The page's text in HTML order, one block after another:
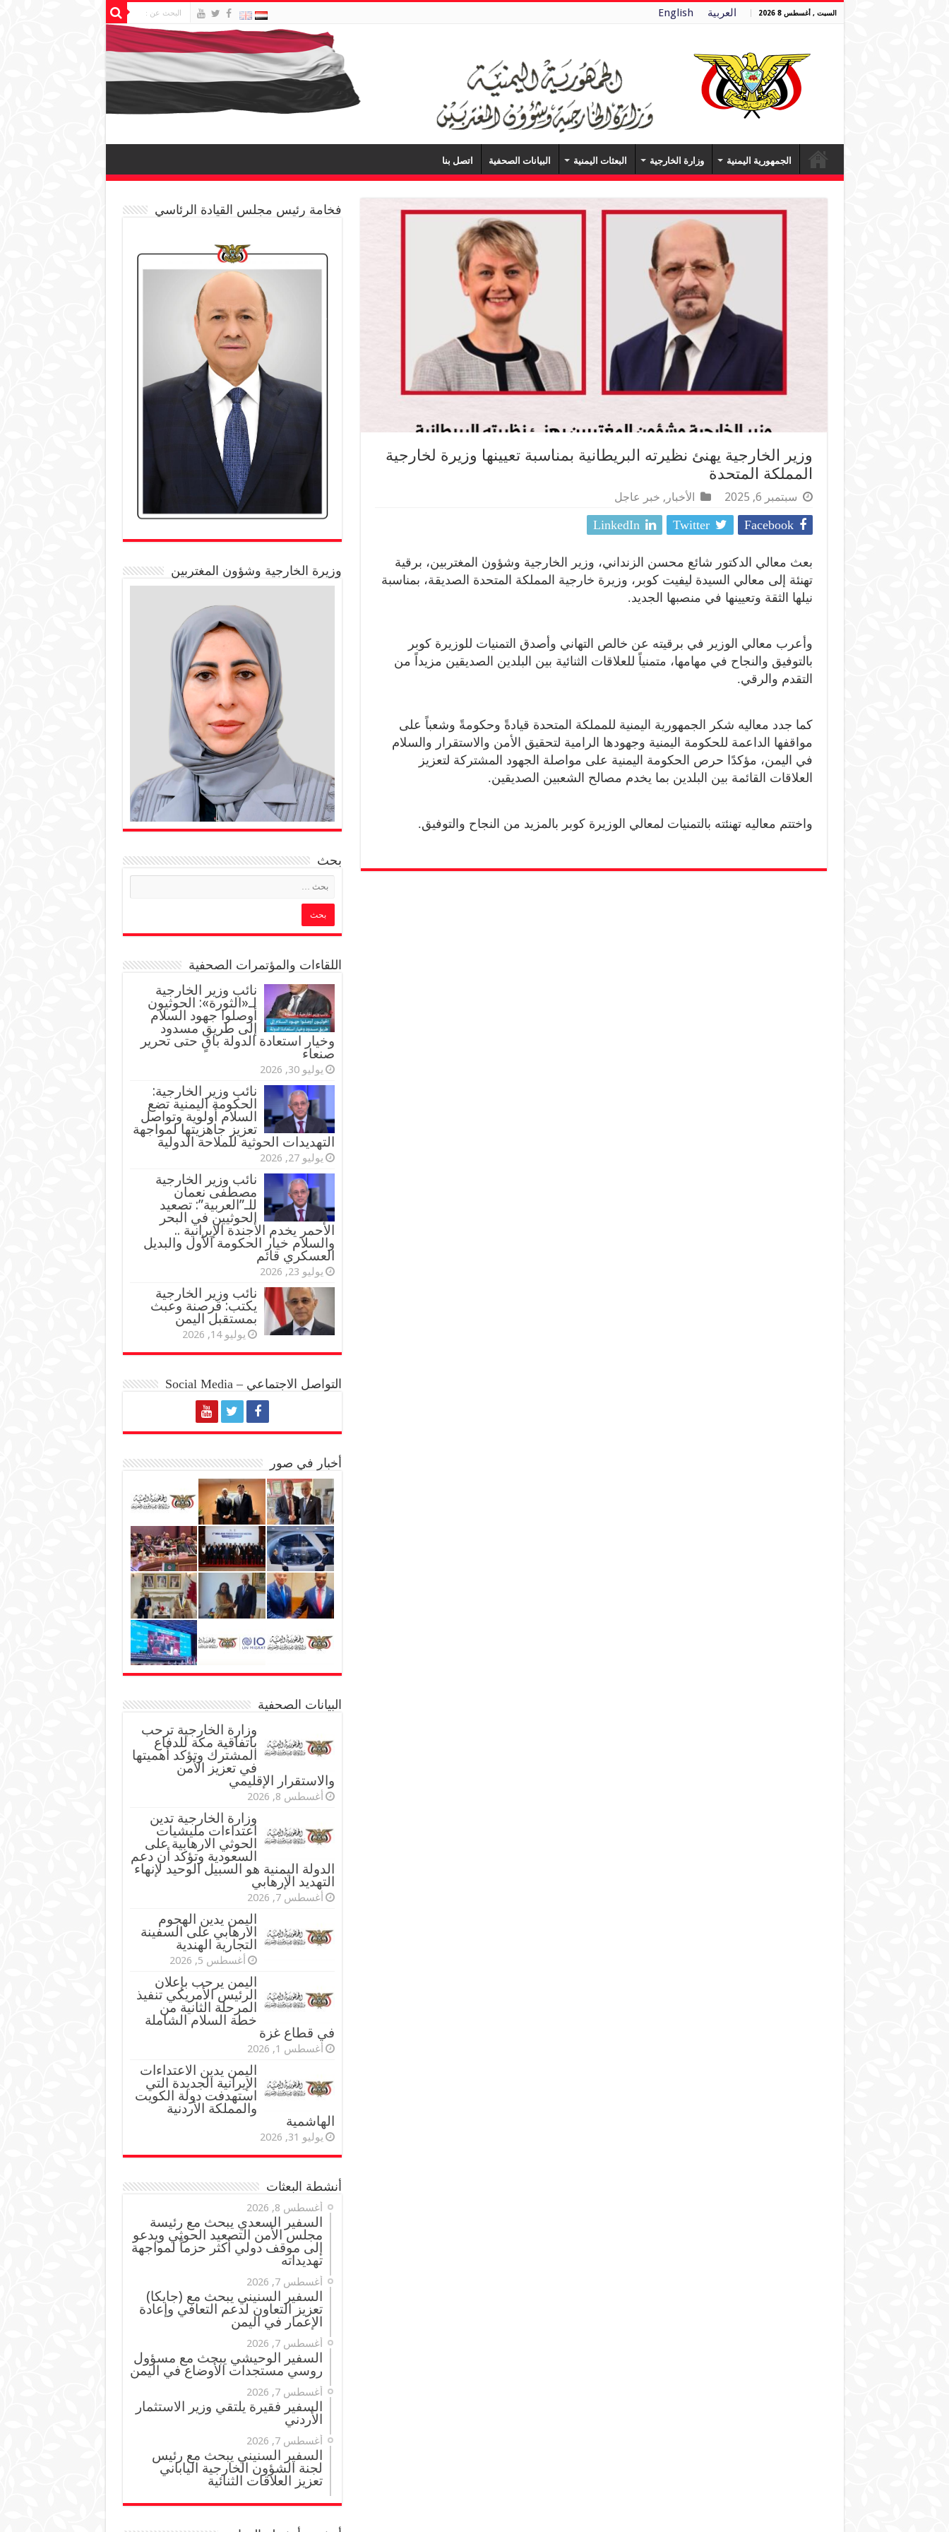
السبت , أغسطس 8 2026 العربية English
الجمهورية اليمنية وزارة الخارجية البعثات اليمنية البيانات الصحفية اتصل بنا
وزير الخارجية يهنئ نظيرته البريطانية بمناسبة تعيينها وزيرة لخارجية
المملكة المتحدة
سبتمبر 6, 2025 الأخبار , خبر عاجل
Facebook
Twitter
LinkedIn
بعث معالي الدكتور شائع محسن الزنداني، وزير الخارجية وشؤون المغتربين، برقية
تهنئة إلى معالي السيدة ليفيت كوبر، وزيرة خارجية المملكة المتحدة الصديقة، بمناسبة
نيلها الثقة وتعيينها في منصبها الجديد.
وأعرب معالي الوزير في برقيته عن خالص التهاني وأصدق التمنيات للوزيرة كوبر
بالتوفيق والنجاح في مهامها، متمنياً للعلاقات الثنائية بين البلدين الصديقين مزيداً من
التقدم والرقي.
كما جدد معاليه شكر الجمهورية اليمنية للمملكة المتحدة قيادةً وحكومةً وشعباً على
مواقفها الداعمة للحكومة اليمنية وجهودها الرامية لتحقيق الأمن والاستقرار والسلام
في اليمن، مؤكدًا حرص الحكومة اليمنية على مواصلة الجهود المشتركة لتعزيز
العلاقات القائمة بين البلدين بما يخدم مصالح الشعبين الصديقين.
واختتم معاليه تهنئته بالتمنيات لمعالي الوزيرة كوبر بالمزيد من النجاح والتوفيق.
فخامة رئيس مجلس القيادة الرئاسي
وزيرة الخارجية وشؤون المغتربين
بحث
اللقاءات والمؤتمرات الصحفية
‏نائب وزير الخارجية
لـ«الثورة»: الحوثيون
أوصلوا جهود السلام
إلى طريق مسدود
وخيار استعادة الدولة باقٍ حتى تحرير
صنعاء
يوليو 30, 2026
نائب وزير الخارجية:
الحكومة اليمنية تضع
السلام أولوية وتواصل
تعزيز جاهزيتها لمواجهة
التهديدات الحوثية للملاحة الدولية
يوليو 27, 2026
نائب وزير الخارجية
مصطفى نعمان
للـ”العربية”: تصعيد
الحوثيين في البحر
الأحمر يخدم الأجندة الإيرانية ..
والسلام خيار الحكومة الأول والبديل
العسكري قائم
يوليو 23, 2026
نائب وزير الخارجية
يكتب: قرصنة وعبث
بمستقبل اليمن
يوليو 14, 2026
التواصل الاجتماعي – Social Media
أخبار في صور
البيانات الصحفية
وزارة الخارجية ترحب
باتفاقية مكة للدفاع
المشترك وتؤكد أهميتها
في تعزيز الأمن
والاستقرار الإقليمي
أغسطس 8, 2026
وزارة الخارجية تدين
اعتداءات مليشيات
الحوثي الارهابية على
السعودية وتؤكد أن دعم
الدولة اليمنية هو السبيل الوحيد لإنهاء
التهديد الإرهابي
أغسطس 7, 2026
اليمن يدين الهجوم
الارهابي على السفينة
التجارية الهندية
أغسطس 5, 2026
اليمن يرحب بإعلان
الرئيس الأمريكي تنفيذ
المرحلة الثانية من
خطة السلام الشاملة
في قطاع غزة
أغسطس 1, 2026
اليمن يدين الاعتداءات
الإيرانية الجديدة التي
استهدفت دولة الكويت
والمملكة الأردنية
الهاشمية
يوليو 31, 2026
أنشطة البعثات
أغسطس 8, 2026
السفير السعدي يبحث مع رئيسة
مجلس الأمن التصعيد الحوثي ويدعو
إلى موقف دولي أكثر حزماً لمواجهة
تهديداته
أغسطس 7, 2026
السفير السنيني يبحث مع (جايكا)
تعزيز التعاون لدعم التعافي وإعادة
الإعمار في اليمن
أغسطس 7, 2026
السفير الوحيشي يبحث مع مسؤول
روسي مستجدات الأوضاع في اليمن
أغسطس 7, 2026
السفير فقيرة يلتقي وزير الاستثمار
الأردني
أغسطس 7, 2026
السفير السنيني يبحث مع رئيس
لجنة الشؤون الخارجية الياباني
تعزيز العلاقات الثنائية